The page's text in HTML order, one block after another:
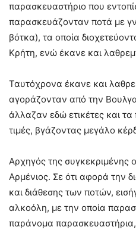
παρασκευαστήριο που
παρασκευάζονταν ποτά με
βότκα), τα οποία
Κρήτη, ενώ έκανε και
Ταυτόχρονα έκανε και
αγοράζονταν από την
άλλαζαν εδώ ετικέτες και
τιμές, βγάζοντας μεγάλο
Αρχηγός της
Αρμένιος. Σε ότι αφορά την
και διάθεσης των ποτών,
αλκοόλη, με την οποία
παράνομα παρασκευαστήρια,